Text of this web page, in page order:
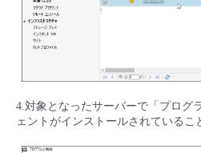
4.対象となったサーバーで「プログ
ェントがインストールされているこ